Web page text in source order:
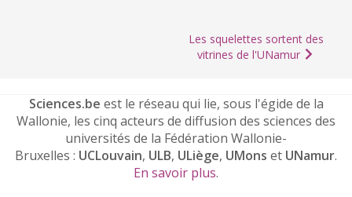
Les squelettes sortent des
vitrines de l'UNamur
Sciences.be est le réseau qui lie, sous l'égide de la
Wallonie, les cinq acteurs de diffusion des sciences des
universités de la Fédération Wallonie-
Bruxelles : UCLouvain, ULB, ULiège, UMons et UNamur.
En savoir plus.